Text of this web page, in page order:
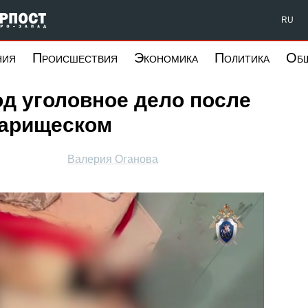
Форпост Северо-Запад RU
Происшествия Экономика Политика
уголовное дело после
Валерия Оганова